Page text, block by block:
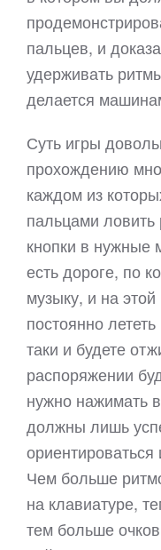
пальцев, и
удерживать
делается
Суть игры
прохождению
каждом из
пальцами
кнопки в нужные
есть дороге, по
музыку, и на
постоянно
таки и будете
распоряжении
нужно нажимать
должны лишь
Чем больше
на клавиатуре,
тем больше